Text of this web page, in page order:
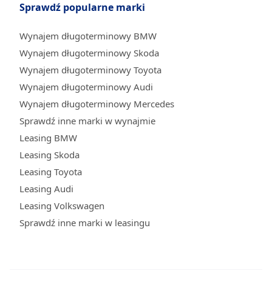
Sprawdź popularne marki
Wynajem długoterminowy BMW
Wynajem długoterminowy Skoda
Wynajem długoterminowy Toyota
Wynajem długoterminowy Audi
Wynajem długoterminowy Mercedes
Sprawdź inne marki w wynajmie
Leasing BMW
Leasing Skoda
Leasing Toyota
Leasing Audi
Leasing Volkswagen
Sprawdź inne marki w leasingu